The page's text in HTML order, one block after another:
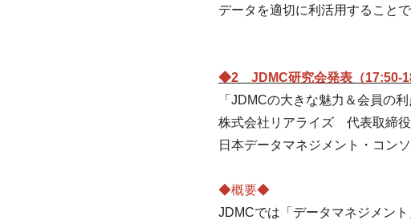
データを適切に利活用すること
◆2 JDMC研究会発表（17:50-
「JDMCの大きな魅力＆会員の
株式会社リアライズ 代表取締
日本データマネジメント・コン
◆概要◆
JDMCでは「データマネジメン